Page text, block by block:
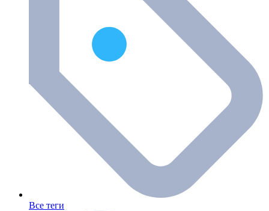
Все теги